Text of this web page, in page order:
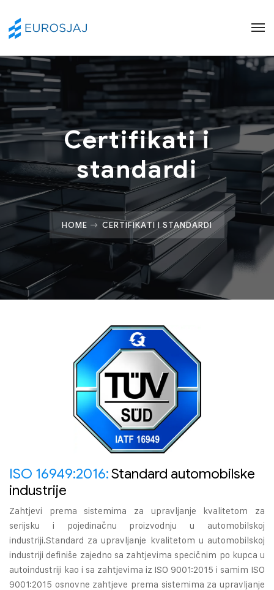
Certifikati i
standardi
HOME CERTIFIKATI I STANDARDI
ISO 16949:2016:Standard automobilske
industrije
Zahtjevi prema sistemima za upravljanje kvalitetom za
serijsku i pojedinačnu proizvodnju u automobilskoj
industriji.Standard za upravljanje kvalitetom u automobilskoj
industriji definiše zajedno sa zahtjevima specičnim po kupca u
autoindustriji kao i sa zahtjevima iz ISO 9001:2015 i samim ISO
9001:2015 osnovne zahtjeve prema sistemima za upravljanje